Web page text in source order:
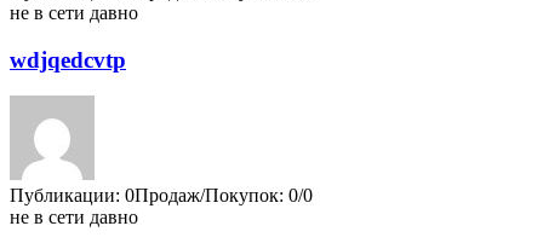
не в сети давно
wdjqedcvtp
Публикации: 0Продаж/Покупок: 0/0
не в сети давно